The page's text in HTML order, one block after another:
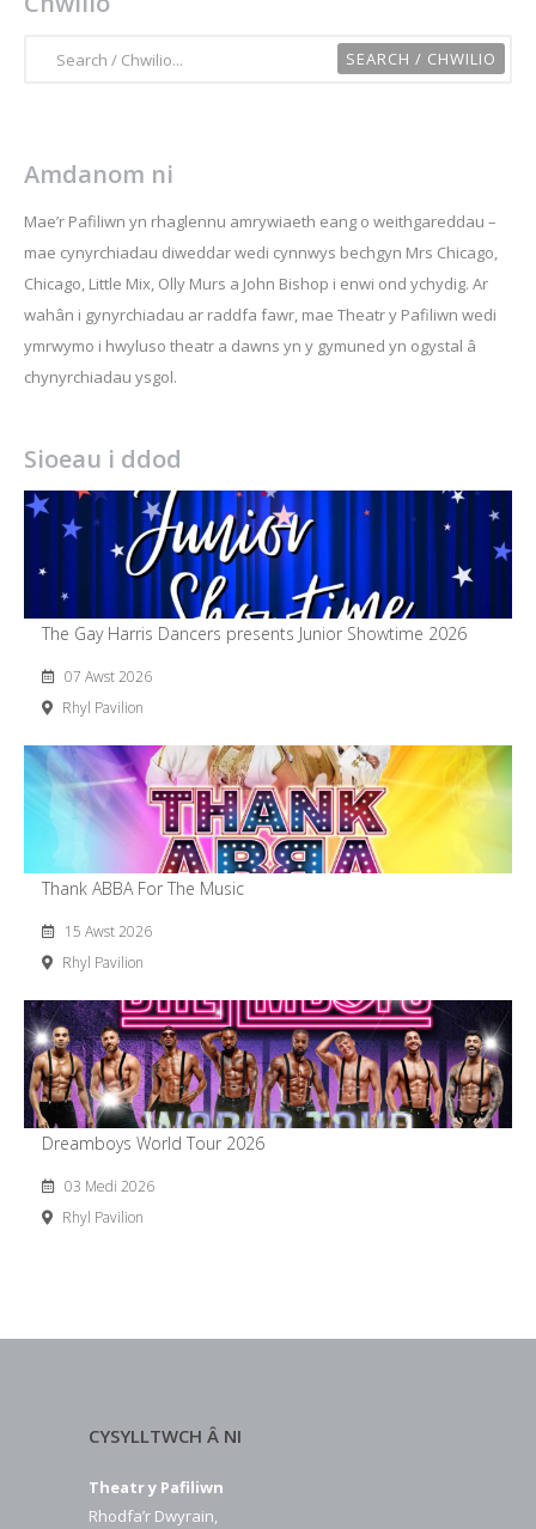
Amdanom ni
Mae’r Pafiliwn yn rhaglennu amrywiaeth eang o weithgareddau –
mae cynyrchiadau diweddar wedi cynnwys bechgyn Mrs Chicago,
Chicago, Little Mix, Olly Murs a John Bishop i enwi ond ychydig. Ar
wahân i gynyrchiadau ar raddfa fawr, mae Theatr y Pafiliwn wedi
ymrwymo i hwyluso theatr a dawns yn y gymuned yn ogystal â
chynyrchiadau ysgol.
Sioeau i ddod
The Gay Harris Dancers presents Junior Showtime 2026
07 Awst 2026
Rhyl Pavilion
Thank ABBA For The Music
15 Awst 2026
Rhyl Pavilion
Dreamboys World Tour 2026
03 Medi 2026
Rhyl Pavilion
CYSYLLTWCH Â NI
Theatr y Pafiliwn
Rhodfa’r Dwyrain,